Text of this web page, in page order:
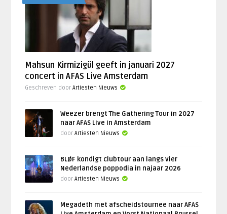
Mahsun Kirmizigül geeft in januari 2027
concert in AFAS Live Amsterdam
Geschreven doorArtiesten Nieuws
Weezer brengt The Gathering Tour in 2027
naar AFAS Live in Amsterdam
doorArtiesten Nieuws
BLØF kondigt clubtour aan langs vier
Nederlandse poppodia in najaar 2026
doorArtiesten Nieuws
Megadeth met afscheidstournee naar AFAS